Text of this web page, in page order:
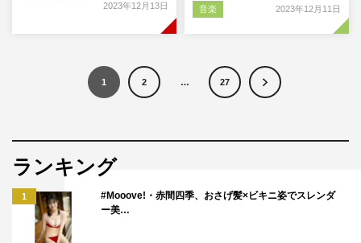
2023年12月13日
音楽 2023年12月11日
1 2 … 27
ランキング
1
#Mooove!・赤間四季、おさげ髪×ビキニ姿でスレンダ
ー美…